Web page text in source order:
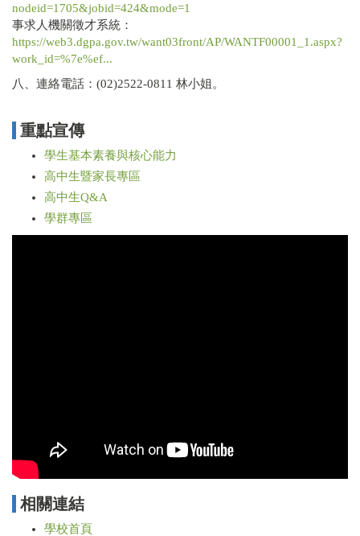
nodeid=1705&jobid=424&mode=1
事求人機關徵才系統：
https://web3.dgpa.gov.tw/want03front/AP/WANTF00001_1.aspx?
work_id=%7e%ef...
八、連絡電話：(02)2522-0811 林小姐。
重點宣傳
學生基本素養與核心能力
高中生暨家長專區
高中生Q&A
學群專區
相關連結
學校首頁